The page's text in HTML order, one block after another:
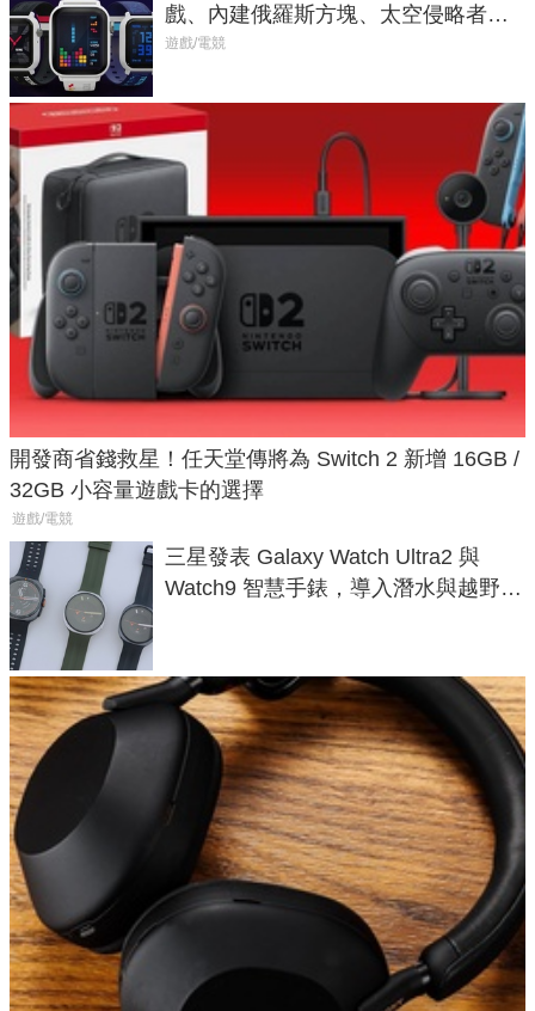
戲、內建俄羅斯方塊、太空侵略者，
不過竟然不能連手機？
遊戲/電競
開發商省錢救星！任天堂傳將為 Switch 2 新增 16GB /
32GB 小容量遊戲卡的選擇
遊戲/電競
三星發表 Galaxy Watch Ultra2 與
Watch9 智慧手錶，導入潛水與越野跑